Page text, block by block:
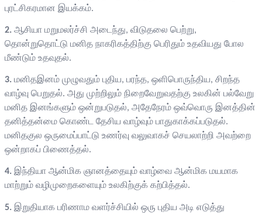
புரட்சிகரமான இயக்கம்.
2. ஆசியா மறுமலர்ச்சி அடைந்து, விடுதலை பெற்று,
தொன்றுதொட்டு மனித நாகரிகத்திற்கு பெரிதும் உதவியது போல
மீண்டும் உதவுதல்.
3. மனிதஇனம் முழுவதும் புதிய, பரந்த, ஒளிபொருந்திய, சிறந்த
வாழ்வு பெறுதல். அது முற்றிலும் நிறைவேறுவதற்கு உலகின் பல்வேறு
மனித இனங்களும் ஒன்றுபடுதல், அதேநேரம் ஒவ்வொரு இனத்தின்
தனித்தன்மை கொண்ட தேசிய வாழ்வும் பாதுகாக்கப்படுதல்.
மனிதகுல ஒருமைப்பாட்டு உணர்வு வலுவாகச் செயலாற்றி அவற்றை
ஒன்றாகப் பிணைத்தல்.
4. இந்தியா ஆன்மிக ஞானத்தையும் வாழ்வை ஆன்மிக மயமாக
மாற்றும் வழிமுறைகளையும் உலகிற்குக் கற்பித்தல்.
5. இறுதியாக பரிணாம வளர்ச்சியில் ஒரு புதிய அடி எடுத்து